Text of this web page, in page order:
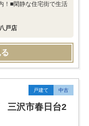
！■閑静な住宅街で生活
戸店
戸建て 中古
三沢市春日台2